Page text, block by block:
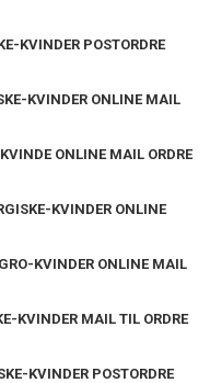
KVINDER POSTORDRE
KVINDER ONLINE MAIL
ONLINE MAIL ORDRE
KVINDER ONLINE
KVINDER ONLINE MAIL
KVINDER MAIL TIL ORDRE
KVINDER POSTORDRE